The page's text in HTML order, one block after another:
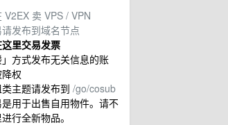
V2EX 卖 VPS / VPN
发布到域名节点
里交易发票
方式发布无关信息的账
权
主题请发布到 /go/cosub
用于出售自用物件。请不
行全新物品。